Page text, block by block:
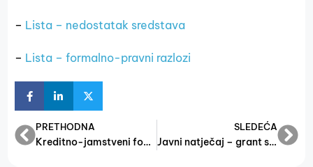
– Lista – nedostatak sredstava
– Lista – formalno-pravni razlozi
PRETHODNA
Kreditno-jamstveni fond za MSP, obrtnike i ostale samostalne gospodarske djelatnosti
SLEDEĆA
Javni natječaj – grant sredstva za komore i udruženja i poduzetničku infrastrukturu